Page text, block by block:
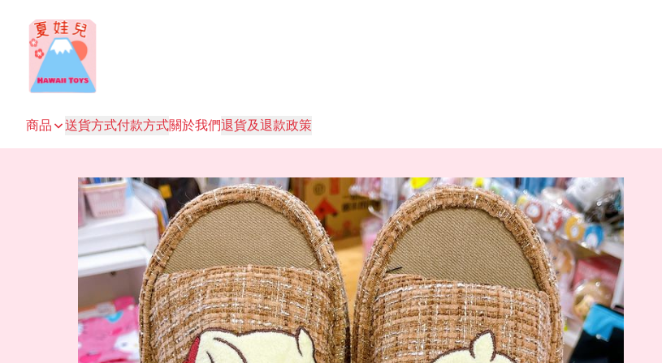
商品 送貨方式付款方式關於我們退貨及退款政策